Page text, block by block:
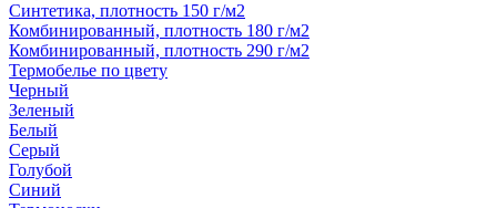
Синтетика, плотность 150 г/м2
Комбинированный, плотность 180 г/м2
Комбинированный, плотность 290 г/м2
Термобелье по цвету
Черный
Зеленый
Белый
Серый
Голубой
Синий